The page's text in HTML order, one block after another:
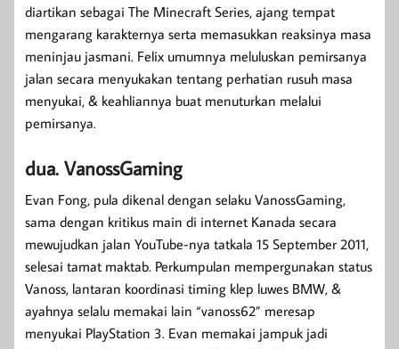
diartikan sebagai The Minecraft Series, ajang tempat
mengarang karakternya serta memasukkan reaksinya masa
meninjau jasmani. Felix umumnya meluluskan pemirsanya
jalan secara menyukakan tentang perhatian rusuh masa
menyukai, & keahliannya buat menuturkan melalui
pemirsanya.
dua. VanossGaming
Evan Fong, pula dikenal dengan selaku VanossGaming,
sama dengan kritikus main di internet Kanada secara
mewujudkan jalan YouTube-nya tatkala 15 September 2011,
selesai tamat maktab. Perkumpulan mempergunakan status
Vanoss, lantaran koordinasi timing klep luwes BMW, &
ayahnya selalu memakai lain “vanoss62” meresap
menyukai PlayStation 3. Evan memakai jampuk jadi